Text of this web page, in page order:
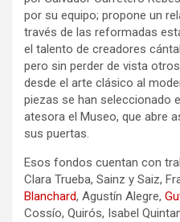
por su equipo; propone un
través de las reformadas
el talento de creadores
pero sin perder de vista
desde el arte clásico al
piezas se han seleccionado
atesora el Museo, que abre
sus puertas.
Esos fondos cuentan con
Clara Trueba, Sainz y Saiz,
Blanchard, Agustín Alegre,
Cossío, Quirós, Isabel